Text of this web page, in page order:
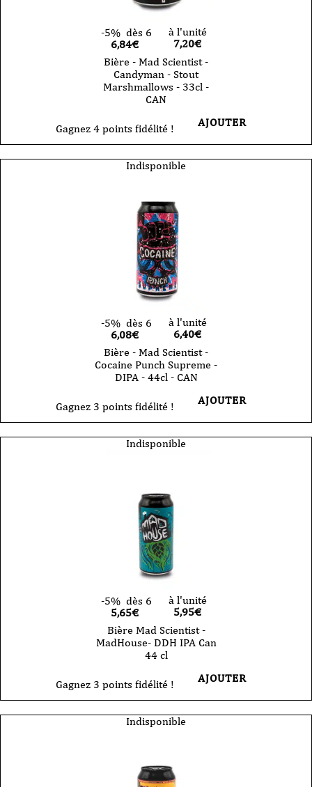
-5% dès 6
6,84€
à l'unité
7,20€
Bière - Mad Scientist -
Candyman - Stout
Marshmallows - 33cl -
CAN
Gagnez 4 points fidélité ! AJOUTER
Indisponible
-5% dès 6
6,08€
à l'unité
6,40€
Bière - Mad Scientist -
Cocaine Punch Supreme -
DIPA - 44cl - CAN
Gagnez 3 points fidélité ! AJOUTER
Indisponible
-5% dès 6
5,65€
à l'unité
5,95€
Bière Mad Scientist -
MadHouse- DDH IPA Can
44 cl
Gagnez 3 points fidélité ! AJOUTER
Indisponible